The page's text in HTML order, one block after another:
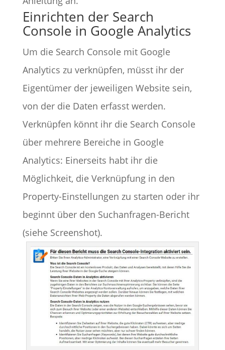
Einrichten der Search
Console in Google Analytics
Um die Search Console mit Google
Analytics zu verknüpfen, müsst ihr der
Eigentümer der jeweiligen Website sein,
von der die Daten erfasst werden.
Verknüpfen könnt ihr die Search Console
über mehrere Bereiche in Google
Analytics: Einerseits habt ihr die
Möglichkeit, die Verknüpfung in den
Property-Einstellungen zu starten oder ihr
beginnt über den Suchanfragen-Bericht
(siehe Screenshot).